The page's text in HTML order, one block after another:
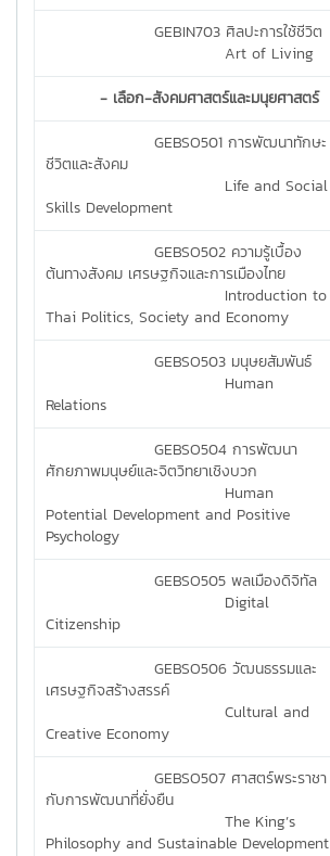
GEBIN703 ศิลปะการใช้ชีวิต
Art of Living
- เลือก-สังคมศาสตร์และมนุยศาสตร์
GEBSO501 การพัฒนาทักษะ
ชีวิตและสังคม
Life and Social
Skills Development
GEBSO502 ความรู้เบื้อง
ต้นทางสังคม เศรษฐกิจและการเมืองไทย
Introduction to
Thai Politics, Society and Economy
GEBSO503 มนุษยสัมพันธ์
Human
Relations
GEBSO504 การพัฒนา
ศักยภาพมนุษย์และจิตวิทยาเชิงบวก
Human
Potential Development and Positive
Psychology
GEBSO505 พลเมืองดิจิทัล
Digital
Citizenship
GEBSO506 วัฒนธรรมและ
เศรษฐกิจสร้างสรรค์
Cultural and
Creative Economy
GEBSO507 ศาสตร์พระราชา
กับการพัฒนาที่ยั่งยืน
The King’s
Philosophy and Sustainable Development